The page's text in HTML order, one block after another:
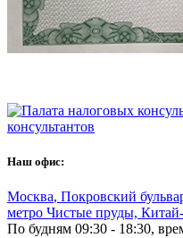
консультантов
Наш офис:
Москва, Покровский
метро Чистые пруды,
По будням 09:30 - 18:30,